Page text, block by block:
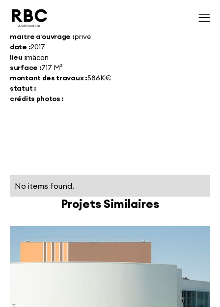
maître d'ouvrage :privé
date :2017
lieu :mâcon
surface :717 M²
montant des travaux :586K€
statut :
crédits photos :
No items found.
Projets Similaires